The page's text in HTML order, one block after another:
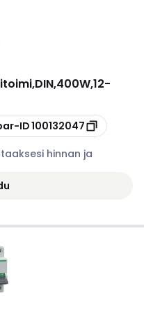
ID100132047
hinnan ja